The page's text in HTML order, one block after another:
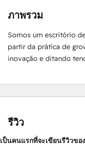
ภาพรวม
Somos um escritório
partir da prática de
inovação e ditando
รีวิว
เป็นคนแรกที่จะเขียนรีวิวขอ